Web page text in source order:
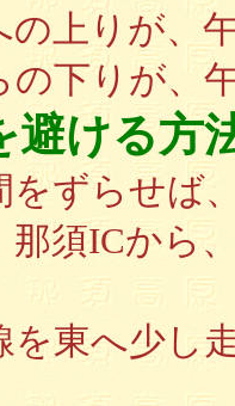
上りが、
下りが、
避ける方
ずらせば
ICから、
へ少し走